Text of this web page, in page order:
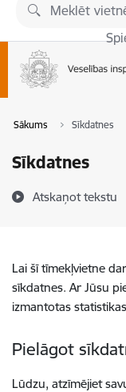
Pāriet uz lapas saturu
Sākums Sīkdatnes
Sīkdatnes
Atskaņot tekstu
Lai šī tīmekļvietne
sīkdatnes. Ar Jūsu
izmantotas
Pielāgot
Lūdzu, atzīmējiet